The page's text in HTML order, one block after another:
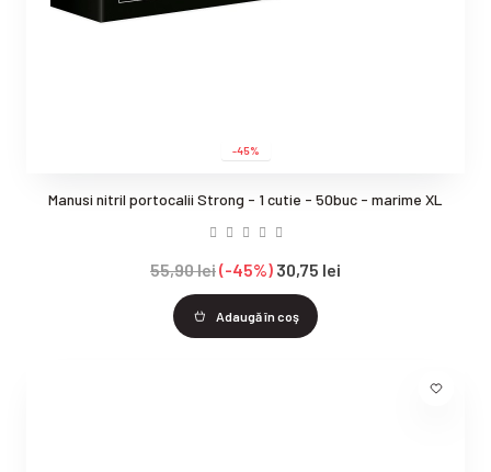
-45%
Manusi nitril portocalii Strong - 1 cutie - 50buc - marime XL
55,90 lei -45% 30,75 lei
Adaugă în coş